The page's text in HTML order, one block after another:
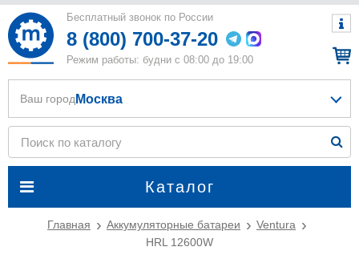
Бесплатный звонок по России
8 (800) 700-37-20
Режим работы: будни с 08:00 до 19:00
Каталог
Ваш город Москва
Главная Аккумуляторные батареи
Ventura
HRL 12600W